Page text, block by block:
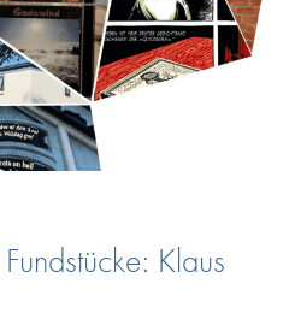
Klaus